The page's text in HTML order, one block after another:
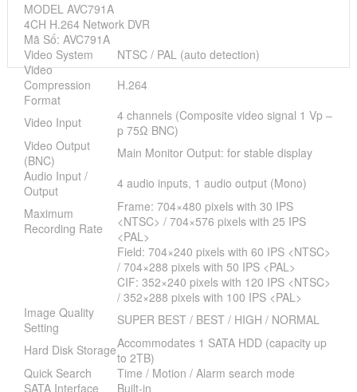
MODEL AVC791A
4CH H.264 Network DVR
Mã Số: AVC791A
Video System
NTSC / PAL (auto detection)
Video
Compression
Format
H.264
Video Input
4 channels (Composite video signal 1 Vp –
p 75Ω BNC)
Video Output
(BNC)
Main Monitor Output: for stable display
Audio Input /
Output
4 audio inputs, 1 audio output (Mono)
Maximum
Recording Rate
Frame: 704×480 pixels with 30 IPS
<NTSC> / 704×576 pixels with 25 IPS
<PAL>
Field: 704×240 pixels with 60 IPS <NTSC>
/ 704×288 pixels with 50 IPS <PAL>
CIF: 352×240 pixels with 120 IPS <NTSC>
/ 352×288 pixels with 100 IPS <PAL>
Image Quality
Setting
SUPER BEST / BEST / HIGH / NORMAL
Hard Disk StorageAccommodates 1 SATA HDD (capacity up
to 2TB)
Quick Search
Time / Motion / Alarm search mode
SATA Interface
Built-in